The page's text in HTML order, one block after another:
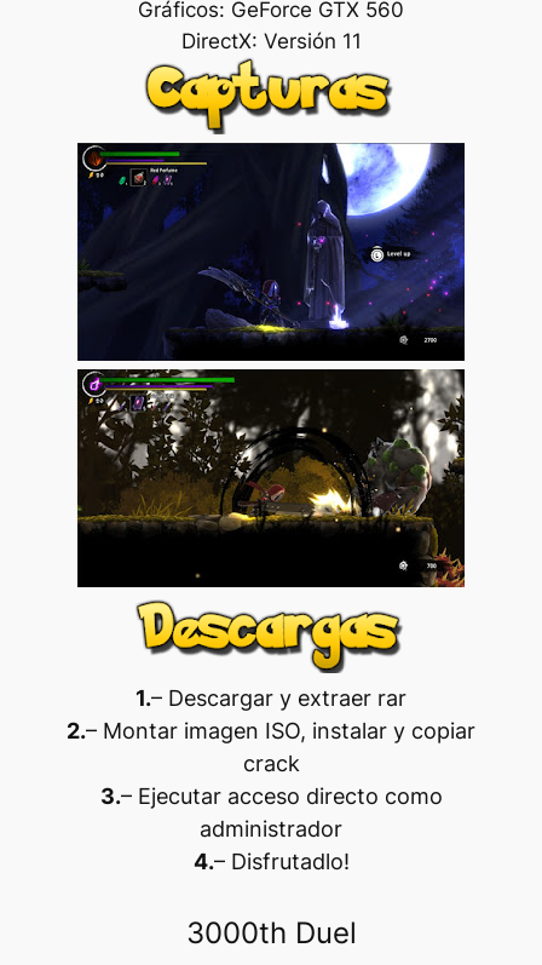
Gráficos: GeForce GTX 560
DirectX: Versión 11
1.– Descargar y extraer rar
2.– Montar imagen ISO, instalar y copiar
crack
3.– Ejecutar acceso directo como
administrador
4.– Disfrutadlo!
3000th Duel